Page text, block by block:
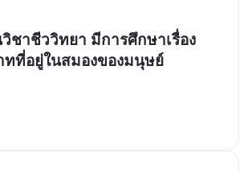
ชาชีววิทยา มีการศึกษาเรื่อง
ทที่อยู่ในสมองของมนุษย์